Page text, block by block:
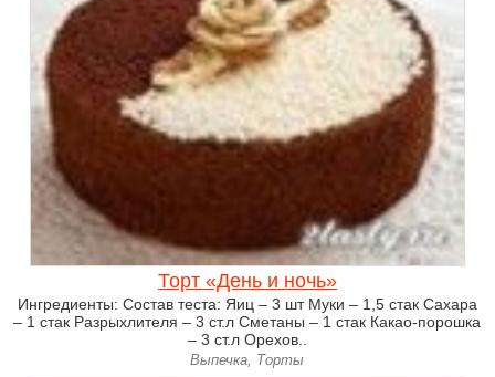
Торт «День и ночь»
Ингредиенты: Состав теста: Яиц – 3 шт Муки – 1,5 стак Сахара
– 1 стак Разрыхлителя – 3 ст.л Сметаны – 1 стак Какао-порошка
– 3 ст.л Орехов..
Выпечка, Торты